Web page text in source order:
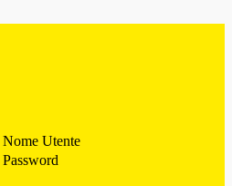
Nome Utente
Password